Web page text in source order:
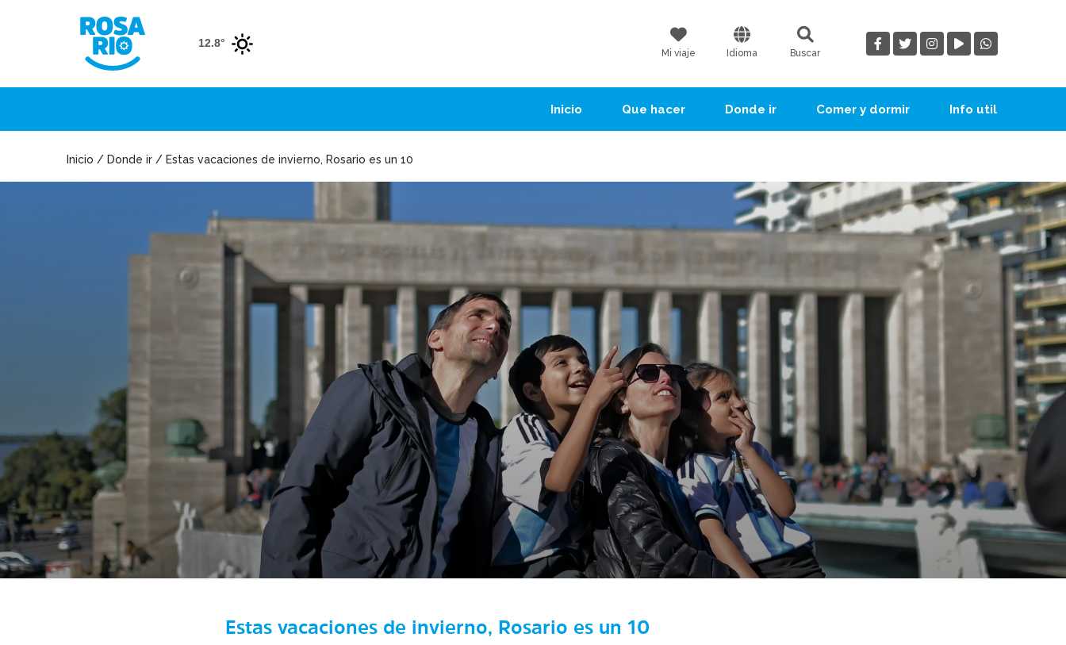
12.8°
Mi viaje Idioma Buscar
Inicio Que hacer Donde ir Comer y dormir Info util
Inicio / Donde ir / Estas vacaciones de invierno, Rosario es un 10
Estas vacaciones de invierno, Rosario es un 10